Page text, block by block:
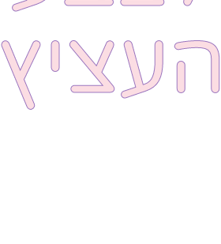
העציץ